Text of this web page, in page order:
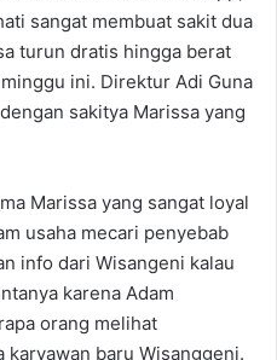
sangat membuat sakit dua
turun dratis hingga berat
ini. Direktur Adi Guna
sakitya Marissa yang
Marissa yang sangat loyal
usaha mecari penyebab
info dari Wisangeni kalau
karena Adam
orang melihat
karyawan baru Wisanggeni.